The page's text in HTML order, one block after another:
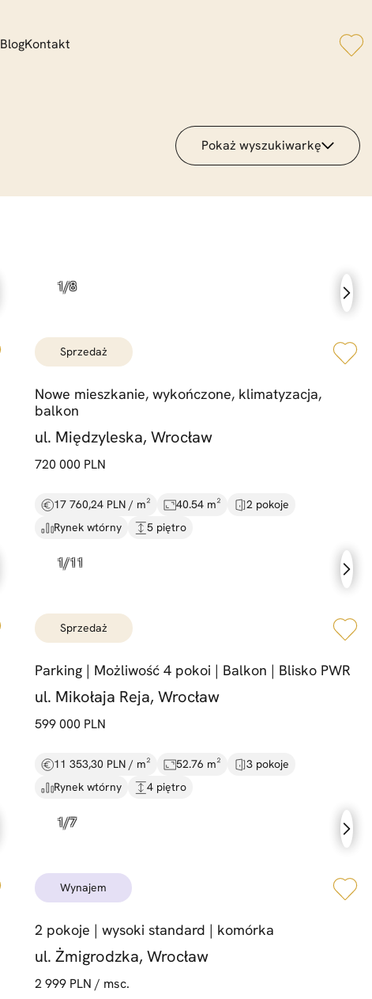
BlogKontakt
Zwiń wyszukiwarkę
Pokaż wyszukiwarkę
sprzedaż
Nowe mieszkanie, wykończone, klimatyzacja,
balkon
ul. Międzyleska, Wrocław
720 000 PLN
17 760,24 PLN / m² 40.54 m²
2 pokoje
Rynek wtórny
5 piętro
sprzedaż
Parking | Możliwość 4 pokoi | Balkon | Blisko PWR
ul. Mikołaja Reja, Wrocław
599 000 PLN
11 353,30 PLN / m² 52.76 m²
3 pokoje
Rynek wtórny
4 piętro
wynajem
2 pokoje | wysoki standard | komórka
ul. Żmigrodzka, Wrocław
2 999 PLN / msc.